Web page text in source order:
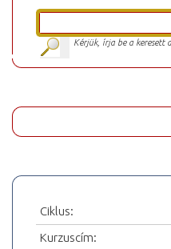
Kérjük, írja be a keresett
Ciklus:
Kurzuscím: